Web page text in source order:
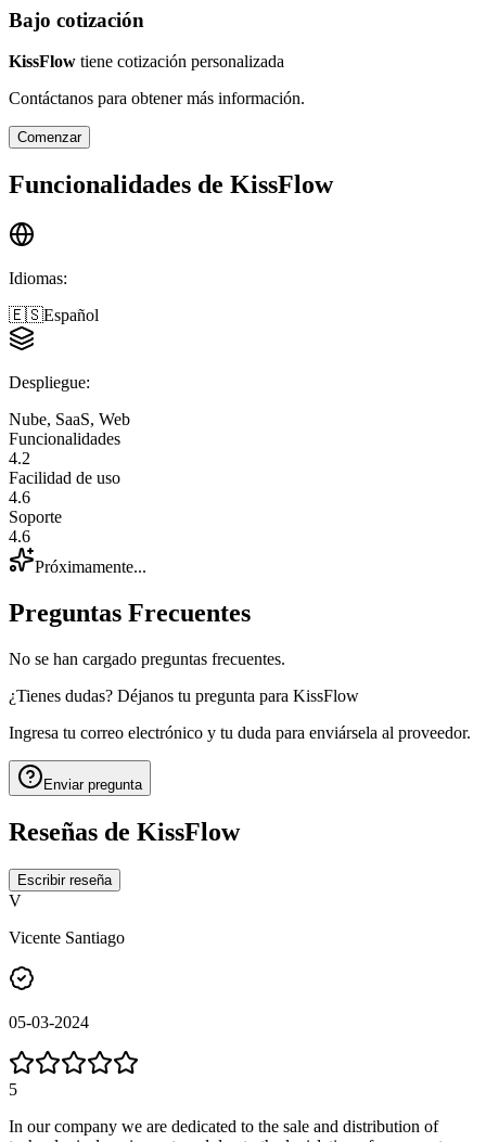
Bajo cotización
KissFlow tiene cotización personalizada
Contáctanos para obtener más información.
Comenzar
Funcionalidades de KissFlow
Idiomas:
🇪🇸Español
Despliegue:
Nube, SaaS, Web
Funcionalidades
4.2
Facilidad de uso
4.6
Soporte
4.6
Próximamente...
Preguntas Frecuentes
No se han cargado preguntas frecuentes.
¿Tienes dudas? Déjanos tu pregunta para KissFlow
Ingresa tu correo electrónico y tu duda para enviársela al proveedor.
Enviar pregunta
Reseñas de KissFlow
Escribir reseña
V
Vicente Santiago
05-03-2024
5
In our company we are dedicated to the sale and distribution of